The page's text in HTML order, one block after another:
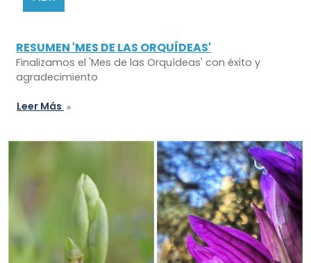
RESUMEN 'MES DE LAS ORQUÍDEAS'
Finalizamos el 'Mes de las Orquídeas' con éxito y
agradecimiento
Leer Más